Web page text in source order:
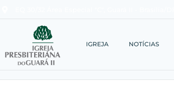
IGREJA NOTÍCIAS